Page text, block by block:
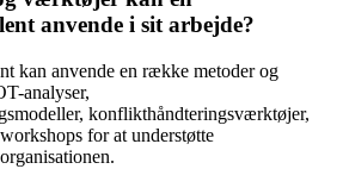
anvende i sit arbejde?
kan anvende en række metoder og
analyser,
konflikthåndteringsværktøjer,
for at understøtte